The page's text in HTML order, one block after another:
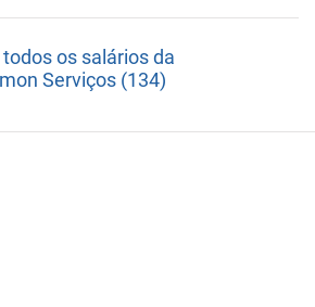
todos os salários da
Serviços (134)